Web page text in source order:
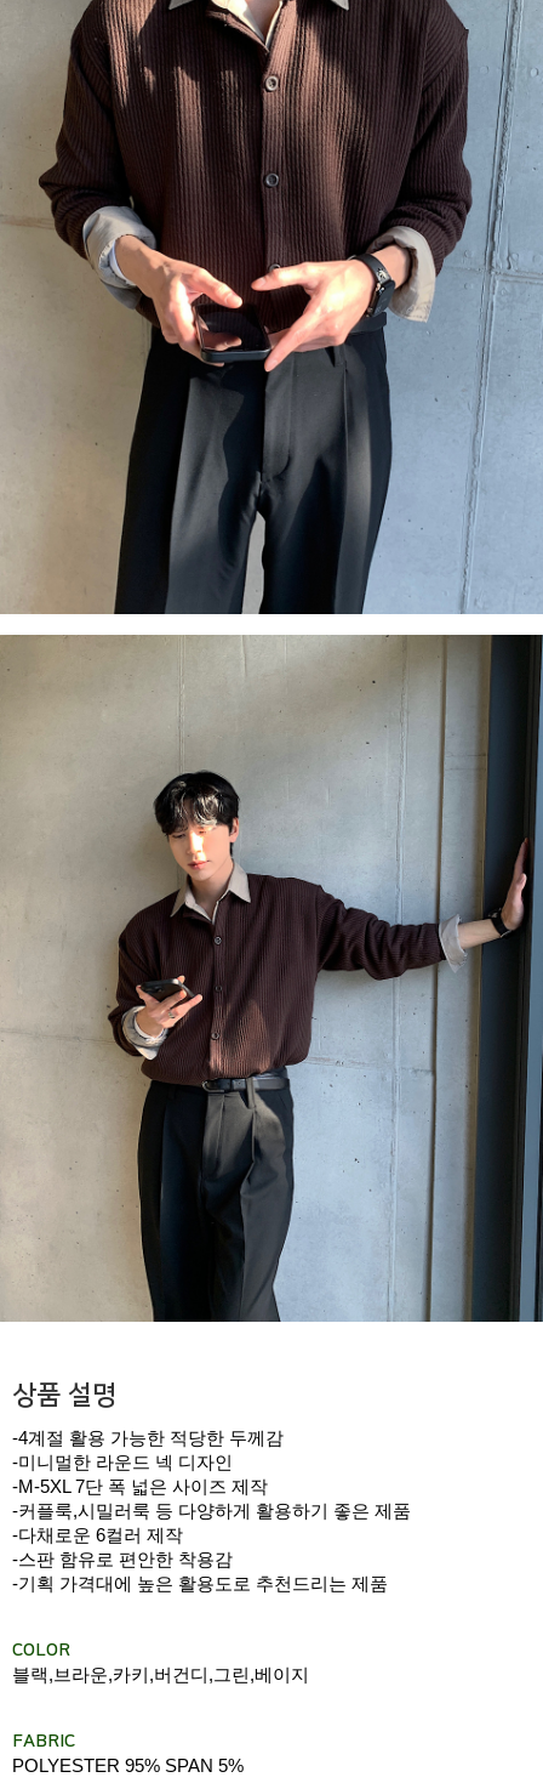
상품 설명
-4계절 활용 가능한 적당한 두께감
-미니멀한 라운드 넥 디자인
-M-5XL 7단 폭 넓은 사이즈 제작
-커플룩,시밀러룩 등 다양하게 활용하기 좋은 제품
-다채로운 6컬러 제작
-스판 함유로 편안한 착용감
-기획 가격대에 높은 활용도로 추천드리는 제품
COLOR
블랙,브라운,카키,버건디,그린,베이지
FABRIC
POLYESTER 95% SPAN 5%